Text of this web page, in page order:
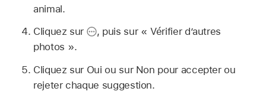
animal.
Cliquez sur
, puis sur « Vérifier d’autres
photos ».
Cliquez sur Oui ou sur Non pour accepter ou
rejeter chaque suggestion.